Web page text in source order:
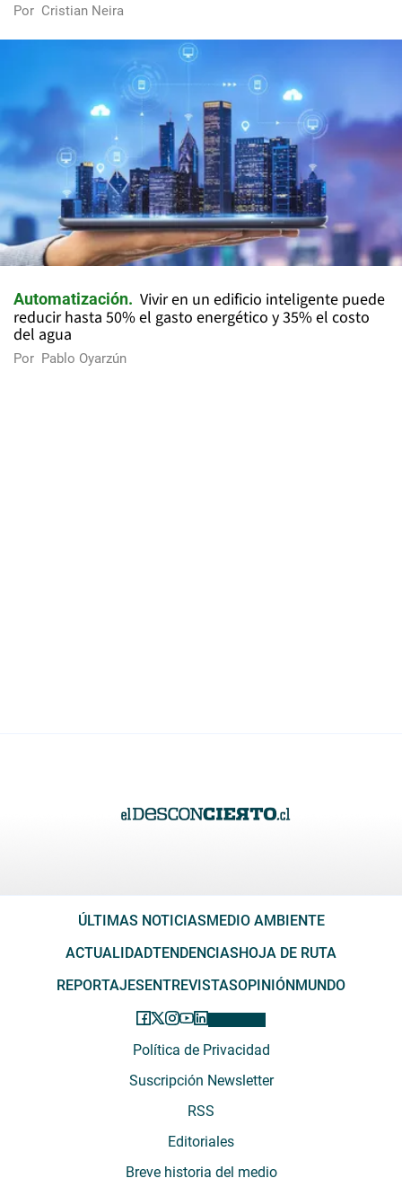
Por Cristian Neira
Automatización
Vivir en un edificio inteligente puede
reducir hasta 50% el gasto energético y 35% el costo
del agua
Por Pablo Oyarzún
ÚLTIMAS NOTICIASMEDIO AMBIENTE
ACTUALIDADTENDENCIASHOJA DE RUTA
REPORTAJESENTREVISTASOPINIÓNMUNDO
Política de Privacidad
Suscripción Newsletter
RSS
Editoriales
Breve historia del medio